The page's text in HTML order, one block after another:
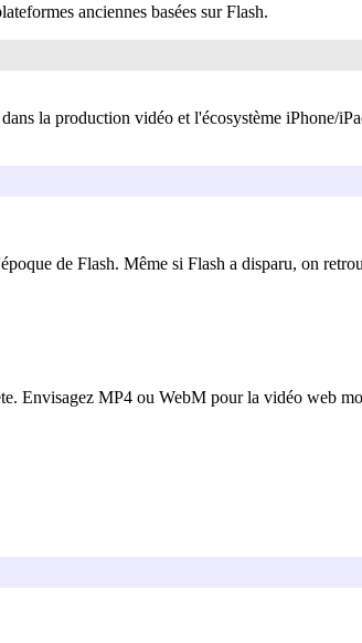
anciennes basées sur Flash.
la production vidéo et l'écosystème iPhone/
de Flash. Même si Flash a disparu, on
Envisagez MP4 ou WebM pour la vidéo web